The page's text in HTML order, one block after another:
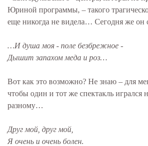
Юриной программы, – такого
еще никогда не видела… Сегодня же он
…И душа моя - поле безбрежное -
Дышит запахом меда и роз…
Вот как это возможно? Не знаю – для
чтобы один и тот же спектакль игрался
разному…
Друг мой, друг мой,
Я очень и очень болен.